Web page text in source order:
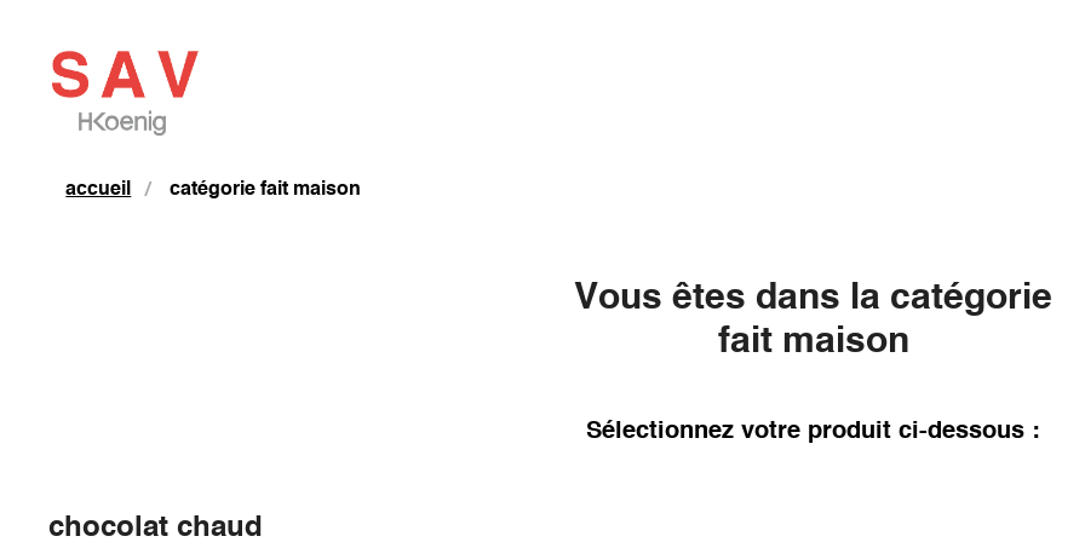
accueil catégorie fait maison
Vous êtes dans la catégorie
fait maison
Sélectionnez votre produit ci-dessous :
chocolat chaud